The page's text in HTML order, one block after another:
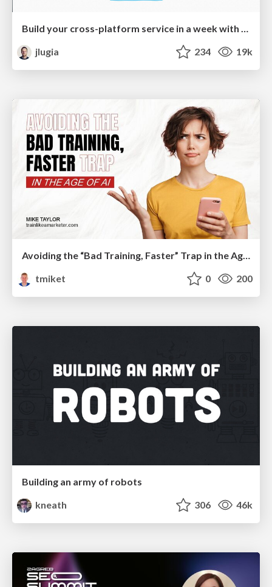
Build your cross-platform service in a week with App Engine
jlugia
234 19k
Avoiding the “Bad Training, Faster” Trap in the Age of AI
tmiket
0 200
Building an army of robots
kneath
306 46k